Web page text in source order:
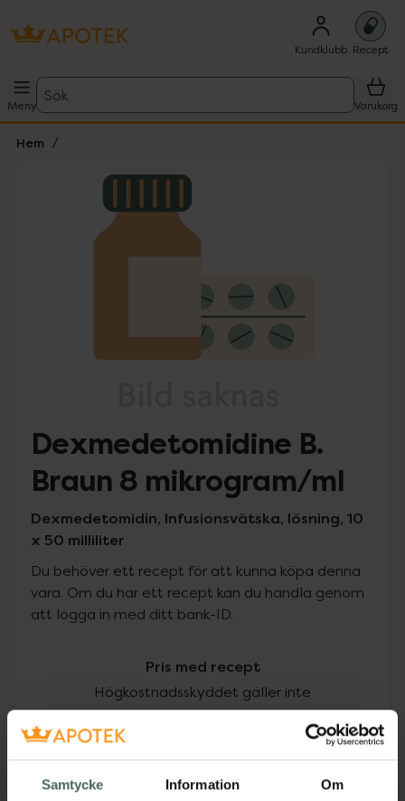
Samtycke Information Om
Kundklubb Recept
Meny
Sök
Varukorg
Hem
Lista: . Innehåller 1 objekt.
Dexmedetomidine B.
Braun 8 mikrogram/ml
Dexmedetomidin, Infusionsvätska, lösning, 10
x 50 milliliter
Du behöver ett recept för att kunna köpa denna
vara. Om du har ett recept kan du handla genom
att logga in med ditt bank-ID.
Pris med recept
Högkostnadsskyddet gäller inte
663,25 kr
I apotek: 663,25 kr